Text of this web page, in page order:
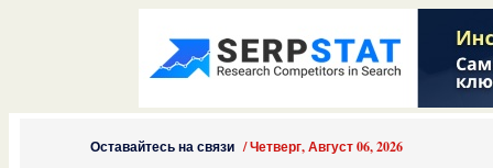
Оставайтесь на связи /Четверг, Август 06, 2026